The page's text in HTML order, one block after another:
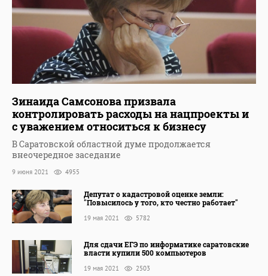
Зинаида Самсонова призвала
контролировать расходы на нацпроекты и
с уважением относиться к бизнесу
В Саратовской областной думе продолжается
внеочередное заседание
9 июня 2021 4955
Депутат о кадастровой оценке земли:
"Повысилось у того, кто честно работает"
19 мая 2021 5782
Для сдачи ЕГЭ по информатике саратовские
власти купили 500 компьютеров
19 мая 2021 2503